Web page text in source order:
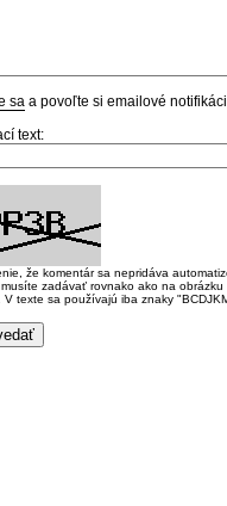
sa a povoľte si emailové
text:
že komentár sa nepridáva
zadávať rovnako ako na
V texte sa používajú iba znaky